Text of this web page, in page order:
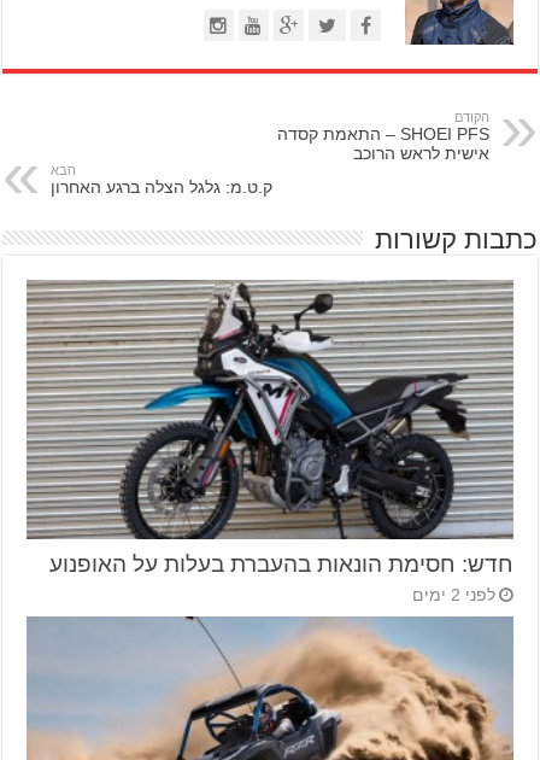
הקודם
SHOEI PFS – התאמת קסדה
אישית לראש הרוכב
הבא
ק.ט.מ: גלגל הצלה ברגע האחרון
כתבות קשורות
חדש: חסימת הונאות בהעברת בעלות על האופנוע
לפני 2 ימים